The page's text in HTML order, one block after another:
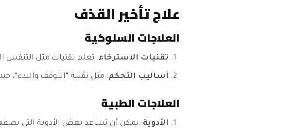
علاج تأخير القذف
العلاجات السلوكية
تقنيات الاسترخاء: تعلم تقنيات مثل التنفس
أساليب التحكم: مثل تقنية “التوقف والبدء”،
العلاجات الطبية
الأدوية: يمكن أن تساعد بعض الأدوية التي